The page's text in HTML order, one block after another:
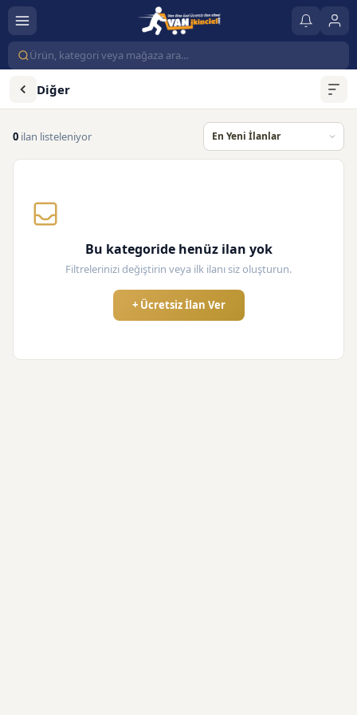
Diğer
0 ilan listeleniyor
Bu kategoride henüz ilan yok
Filtrelerinizi değiştirin veya ilk ilanı siz oluşturun.
+ Ücretsiz İlan Ver